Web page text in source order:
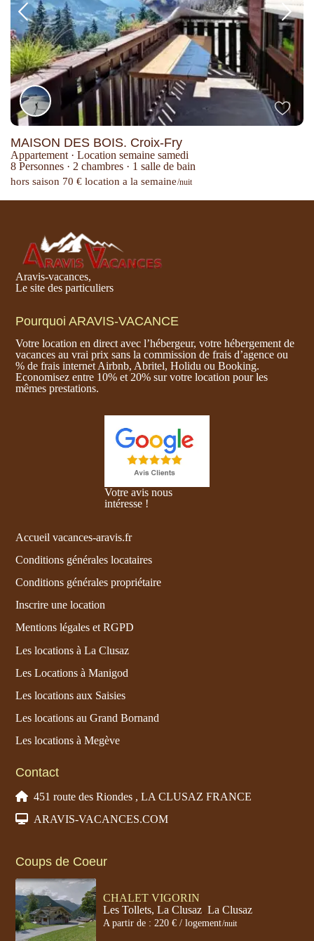
MAISON DES BOIS. Croix-Fry
Appartement · Location semaine samedi
8 Personnes · 2 chambres · 1 salle de bain
hors saison 70 € location a la semaine/nuit
Aravis-vacances,
Le site des particuliers
Pourquoi ARAVIS-VACANCE
Votre location en direct avec l’hébergeur, votre hébergement de
vacances au vrai prix sans la commission de frais d’agence ou
% de frais internet Airbnb, Abritel, Holidu ou Booking.
Economisez entre 10% et 20% sur votre location pour les
mêmes prestations.
Votre avis nous
intéresse !
Accueil vacances-aravis.fr
Conditions générales locataires
Conditions générales propriétaire
Inscrire une location
Mentions légales et RGPD
Les locations à La Clusaz
Les Locations à Manigod
Les locations aux Saisies
Les locations au Grand Bornand
Les locations à Megève
Contact
451 route des Riondes , LA CLUSAZ FRANCE
ARAVIS-VACANCES.COM
Coups de Coeur
CHALET VIGORIN
Les Tollets, La Clusaz, La Clusaz
A partir de : 220 € / logement/nuit